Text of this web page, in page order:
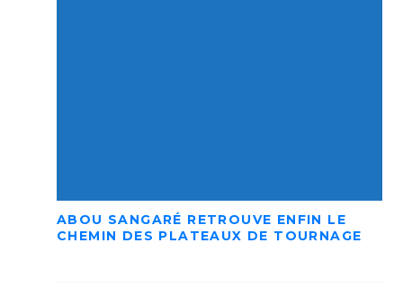
ABOU SANGARÉ RETROUVE ENFIN LE
CHEMIN DES PLATEAUX DE TOURNAGE